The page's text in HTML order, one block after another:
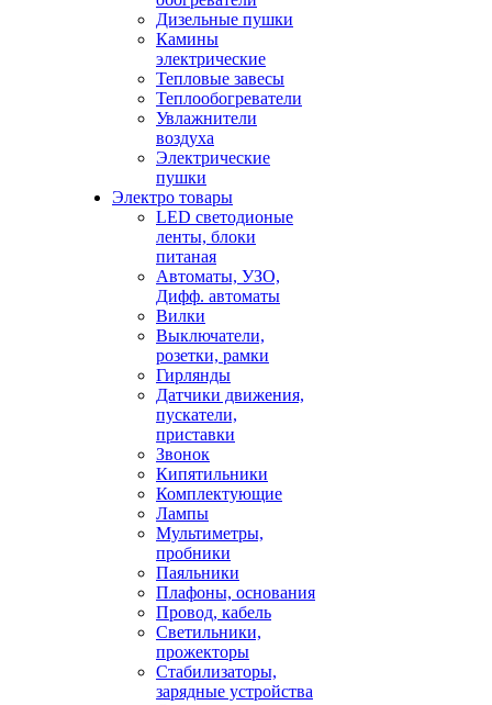
Дизельные пушки
Камины
электрические
Тепловые завесы
Теплообогреватели
Увлажнители
воздуха
Электрические
пушки
Электро товары
LED светодионые
ленты, блоки
питаная
Автоматы, УЗО,
Дифф. автоматы
Вилки
Выключатели,
розетки, рамки
Гирлянды
Датчики движения,
пускатели,
приставки
Звонок
Кипятильники
Комплектующие
Лампы
Мультиметры,
пробники
Паяльники
Плафоны, основания
Провод, кабель
Светильники,
прожекторы
Стабилизаторы,
зарядные устройства